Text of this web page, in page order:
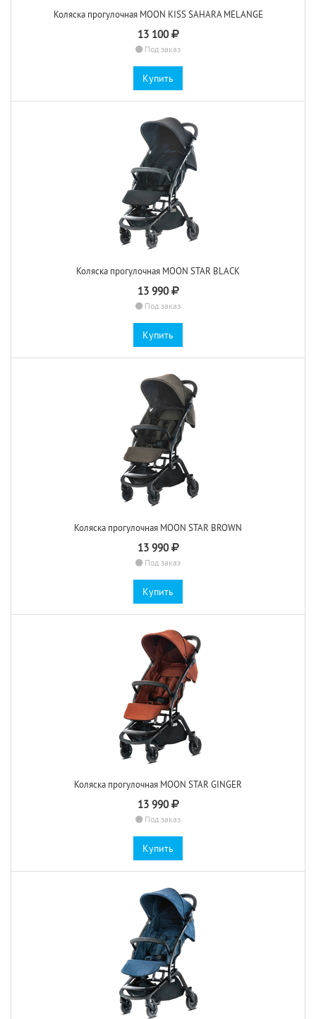
Коляска прогулочная MOON KISS SAHARA MELANGE
13 100
Под заказ
Купить
Коляска прогулочная MOON STAR BLACK
13 990
Под заказ
Купить
Коляска прогулочная MOON STAR BROWN
13 990
Под заказ
Купить
Коляска прогулочная MOON STAR GINGER
13 990
Под заказ
Купить